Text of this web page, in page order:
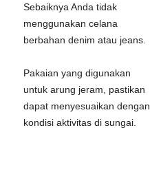
Sebaiknya Anda tidak
menggunakan celana
berbahan denim atau jeans.
Pakaian yang digunakan
untuk arung jeram, pastikan
dapat menyesuaikan dengan
kondisi aktivitas di sungai.